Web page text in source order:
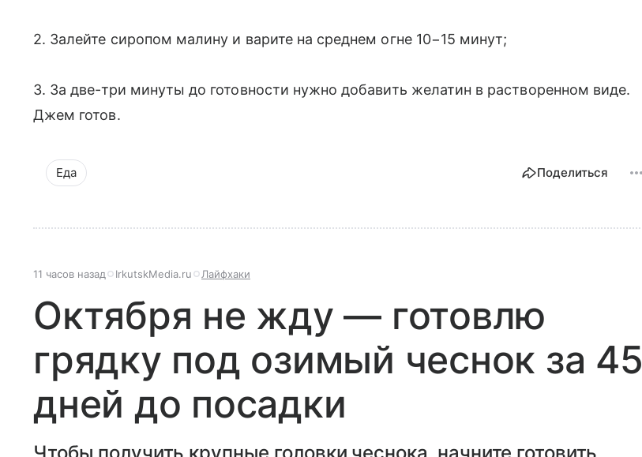
2. Залейте сиропом малину и варите на среднем огне 10−15 минут;
3. За две-три минуты до готовности нужно добавить желатин в растворенном виде.
Джем готов.
Еда Поделиться
11 часов назад IrkutskMedia.ru Лайфхаки
Октября не жду — готовлю
грядку под озимый чеснок за 45
дней до посадки